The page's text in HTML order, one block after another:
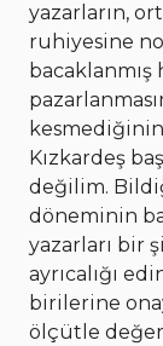
yazarların,
ruhiyesine
bacaklanmış
Kızkardeş
değilim.
döneminin
yazarları bir
ayrıcalığı
birilerine
ölçütle değer